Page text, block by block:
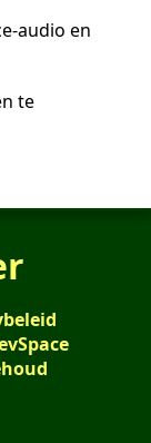
audio en
te